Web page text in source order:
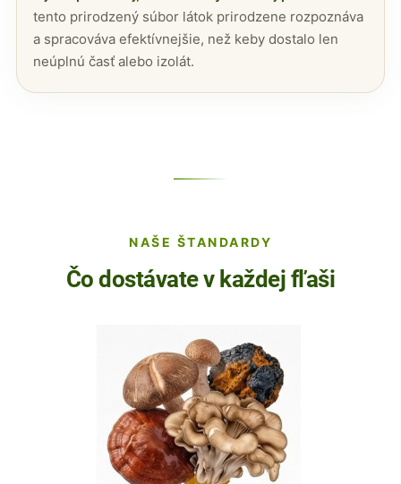
tento prirodzený súbor látok prirodzene rozpoznáva
a spracováva efektívnejšie, než keby dostalo len
neúplnú časť alebo izolát.
NAŠE ŠTANDARDY
Čo dostávate v každej fľaši